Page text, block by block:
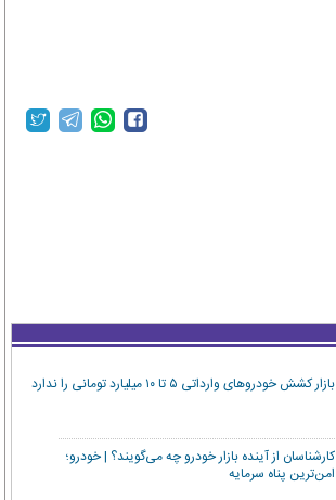
بازار کشش خودروهای وارداتی ۵ تا ۱۰ میلیارد تومانی را ندارد
کارشناسان از آینده بازار خودرو چه می‌گویند؟ | خودرو؛
امن‌ترین پناه سرمایه